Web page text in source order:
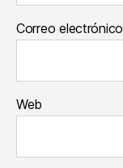
Correo electrónico
Web